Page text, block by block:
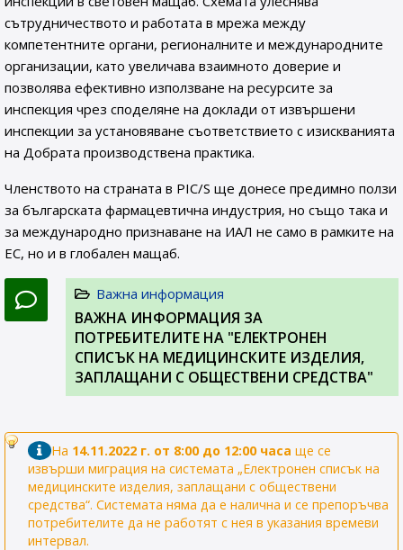
сътрудничеството и работата в мрежа между
компетентните органи, регионалните и международните
организации, като увеличава взаимното доверие и
позволява ефективно използване на ресурсите за
инспекция чрез споделяне на доклади от извършени
инспекции за установяване съответствието с изискванията
на Добрата производствена практика.
Членството на страната в PIC/S ще донесе предимно ползи
за българската фармацевтична индустрия, но също така и
за международно признаване на ИАЛ не само в рамките на
ЕС, но и в глобален мащаб.
Важна информация
ВАЖНА ИНФОРМАЦИЯ ЗА
ПОТРЕБИТЕЛИТЕ НА "ЕЛЕКТРОНЕН
СПИСЪК НА МЕДИЦИНСКИТЕ ИЗДЕЛИЯ,
ЗАПЛАЩАНИ С ОБЩЕСТВЕНИ СРЕДСТВА"
На 14.11.2022 г. от 8:00 до 12:00 часа ще се
извърши миграция на системата „Електронен списък на
медицинските изделия, заплащани с обществени
средства“. Системата няма да е налична и се препоръчва
потребителите да не работят с нея в указания времеви
интервал.